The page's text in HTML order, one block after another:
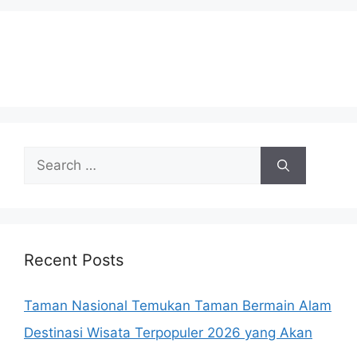
Search
for:
Recent Posts
Taman Nasional Temukan Taman Bermain Alam
Destinasi Wisata Terpopuler 2026 yang Akan